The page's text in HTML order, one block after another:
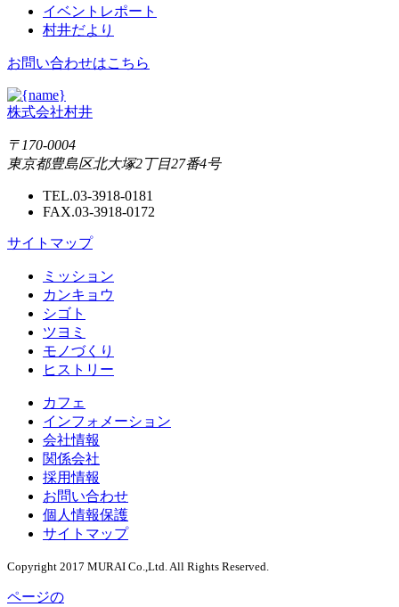
イベントレポート
村井だより
お問い合わせはこちら
株式会社村井
〒170-0004
東京都豊島区北大塚2丁目27番4号
TEL.03-3918-0181
FAX.03-3918-0172
サイトマップ
ミッション
カンキョウ
シゴト
ツヨミ
モノづくり
ヒストリー
カフェ
インフォメーション
会社情報
関係会社
採用情報
お問い合わせ
個人情報保護
サイトマップ
Copyright 2017 MURAI Co.,Ltd. All Rights Reserved.
ページの